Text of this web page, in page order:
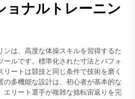
ョナルトレーニン
ンは、高度な体操スキルを習得するた
ールです。標準化された寸法とパフォ
リートは競技と同じ条件で技術を磨く
の多機能な設計は、初心者が基本的な
エリート選手が複雑な捻転宙返りを完